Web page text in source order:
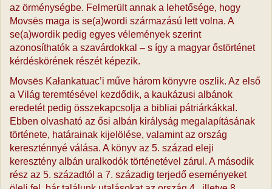
az örménységbe. Felmerült annak a lehetősége, hogy
Movsēs maga is se(a)wordi származású lett volna. A
se(a)wordik pedig egyes vélemények szerint
azonosíthatók a szavárdokkal – s így a magyar őstörténet
kérdéskörének részét képezik.
Movsēs Kałankatuac’i műve három könyvre oszlik. Az első
a Világ teremtésével kezdődik, a kaukázusi albánok
eredetét pedig összekapcsolja a bibliai pátriárkákkal.
Ebben olvasható az ősi albán királyság megalapításának
története, határainak kijelölése, valamint az ország
kereszténnyé válása. A könyv az 5. század eleji
keresztény albán uralkodók történetével zárul. A második
rész az 5. századtól a 7. századig terjedő eseményeket